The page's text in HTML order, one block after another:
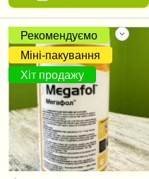
Рекомендуємо
Міні-пакування
Хіт продажу